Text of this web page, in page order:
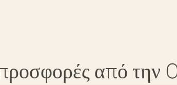
από την